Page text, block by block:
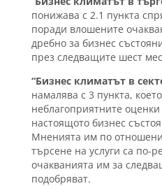
понижава с 2.1 пункта
поради влошените
дребно за бизнес
през следващите шест
“Бизнес климатът в
намалява с 3 пункта,
неблагоприятните
настоящото бизнес
Мненията им по
търсене на услуги са по-
очакванията им за
подобряват.